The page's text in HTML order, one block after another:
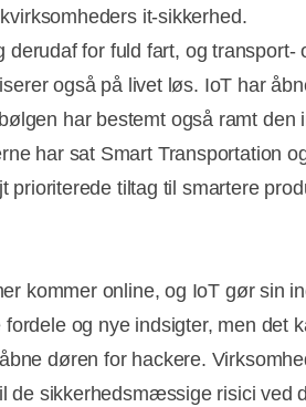
it-sikkerhed.
derudaf for fuld fart, og transport-
også på livet løs. IoT har
har bestemt også ramt den
har sat Smart Transportation
prioriterede tiltag til smartere
kommer online, og IoT gør sin
og nye indsigter, men det
døren for hackere.
de sikkerhedsmæssige risici ved